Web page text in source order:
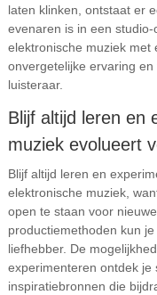
laten klinken, ontstaat er
evenaren is in een
elektronische muziek met
onvergetelijke ervaring
luisteraar.
Blijf altijd leren en
muziek evolueert
Blijf altijd leren en
elektronische muziek,
open te staan voor
productiemethoden kun
liefhebber. De
experimenteren ontdek je
inspiratiebronnen die